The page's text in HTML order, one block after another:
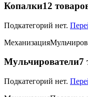
Копалки12
Подкатегорий нет.
Механизация
Мульчирователи7
Подкатегорий нет.